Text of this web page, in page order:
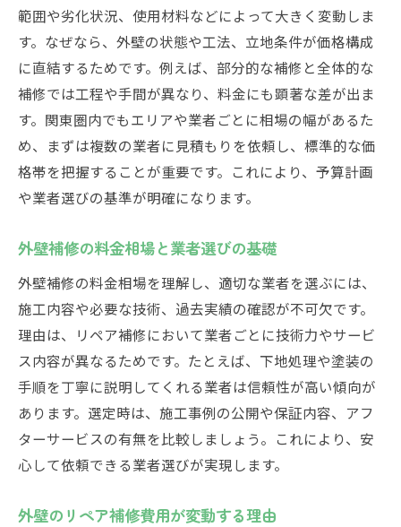
範囲や劣化状況、使用材料などによって大きく変動しま
す。なぜなら、外壁の状態や工法、立地条件が価格構成
に直結するためです。例えば、部分的な補修と全体的な
補修では工程や手間が異なり、料金にも顕著な差が出ま
す。関東圏内でもエリアや業者ごとに相場の幅があるた
め、まずは複数の業者に見積もりを依頼し、標準的な価
格帯を把握することが重要です。これにより、予算計画
や業者選びの基準が明確になります。
外壁補修の料金相場と業者選びの基礎
外壁補修の料金相場を理解し、適切な業者を選ぶには、
施工内容や必要な技術、過去実績の確認が不可欠です。
理由は、リペア補修において業者ごとに技術力やサービ
ス内容が異なるためです。たとえば、下地処理や塗装の
手順を丁寧に説明してくれる業者は信頼性が高い傾向が
あります。選定時は、施工事例の公開や保証内容、アフ
ターサービスの有無を比較しましょう。これにより、安
心して依頼できる業者選びが実現します。
外壁のリペア補修費用が変動する理由